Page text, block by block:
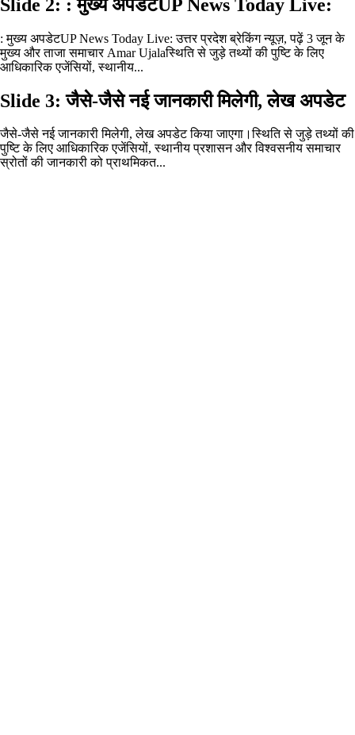
Slide 2: : मुख्य अपडेटUP News Today Live:
: मुख्य अपडेटUP News Today Live: उत्तर प्रदेश ब्रेकिंग न्यूज़, पढ़ें 3 जून के
मुख्य और ताजा समाचार Amar Ujalaस्थिति से जुड़े तथ्यों की पुष्टि के लिए
आधिकारिक एजेंसियों, स्थानीय...
Slide 3: जैसे-जैसे नई जानकारी मिलेगी, लेख अपडेट
जैसे-जैसे नई जानकारी मिलेगी, लेख अपडेट किया जाएगा।स्थिति से जुड़े तथ्यों की
पुष्टि के लिए आधिकारिक एजेंसियों, स्थानीय प्रशासन और विश्वसनीय समाचार
स्रोतों की जानकारी को प्राथमिकत...